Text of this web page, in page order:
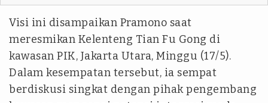
Visi ini disampaikan Pramono saat
meresmikan Kelenteng Tian Fu Gong di
kawasan PIK, Jakarta Utara, Minggu (17/5).
Dalam kesempatan tersebut, ia sempat
berdiskusi singkat dengan pihak pengembang